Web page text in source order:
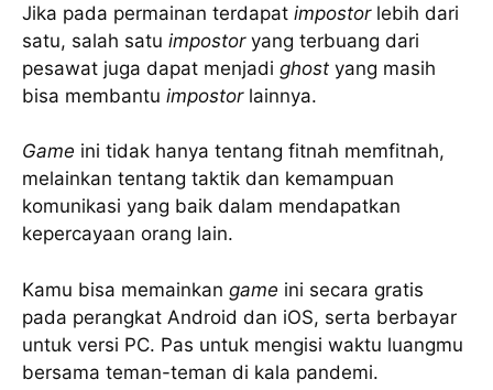
Jika pada permainan terdapat impostorlebih dari
satu, salah satu impostoryang terbuang dari
pesawat juga dapat menjadi ghost yang masih
bisa membantu impostorlainnya.
Game ini tidak hanya tentang fitnah memfitnah,
melainkan tentang taktik dan kemampuan
komunikasi yang baik dalam mendapatkan
kepercayaan orang lain.
Kamu bisa memainkan game ini secara gratis
pada perangkat Android dan iOS, serta berbayar
untuk versi PC. Pas untuk mengisi waktu luangmu
bersama teman-teman di kala pandemi.